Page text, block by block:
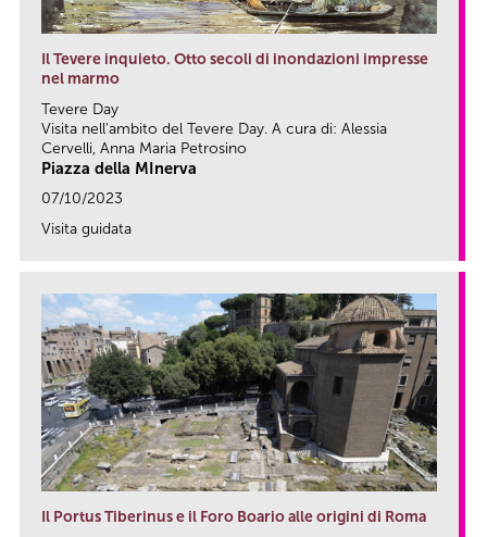
Il Tevere inquieto. Otto secoli di inondazioni impresse
nel marmo
Tevere Day
Visita nell'ambito del Tevere Day. A cura di: Alessia
Cervelli, Anna Maria Petrosino
Piazza della MInerva
07/10/2023
Visita guidata
Il Portus Tiberinus e il Foro Boario alle origini di Roma